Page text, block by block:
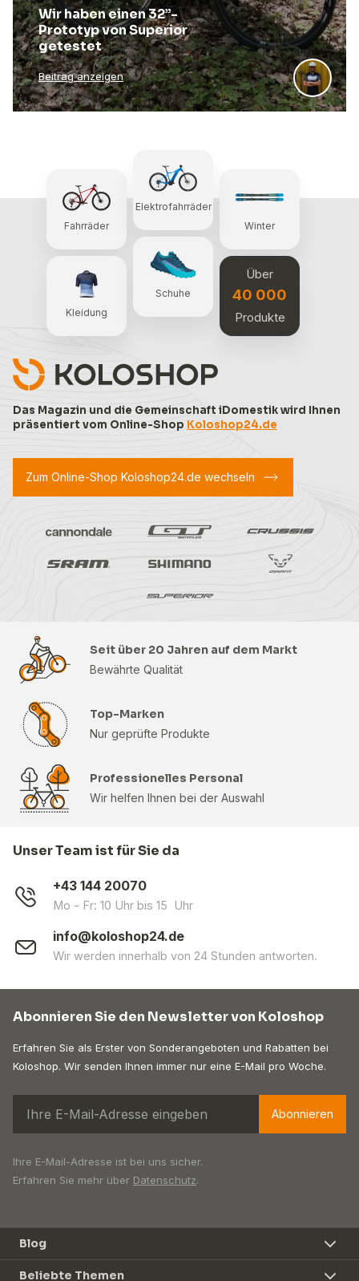
Wir haben einen 32”-
Prototyp von Superior
getestet
Beitrag anzeigen
Das Magazin und die Gemeinschaft iDomestik wird Ihnen
präsentiert vom Online-Shop Koloshop24.de
Fahrräder
Elektrofahrräder
Winter
Kleidung
Schuhe
Über
40 000
Produkte
Zum Online-Shop Koloshop24.de wechseln
Seit über 20 Jahren auf dem Markt
Bewährte Qualität
Top-Marken
Nur geprüfte Produkte
Professionelles Personal
Wir helfen Ihnen bei der Auswahl
Unser Team ist für Sie da
+43 144 20070
Mo - Fr: 10 Uhr bis 15 Uhr
info@koloshop24.de
Wir werden innerhalb von 24 Stunden antworten.
Abonnieren Sie den Newsletter von Koloshop
Erfahren Sie als Erster von Sonderangeboten und Rabatten bei
Koloshop. Wir senden Ihnen immer nur eine E-Mail pro Woche.
Abonnieren
Ihre E-Mail-Adresse ist bei uns sicher.
Erfahren Sie mehr über Datenschutz.
Blog
Beliebte Themen